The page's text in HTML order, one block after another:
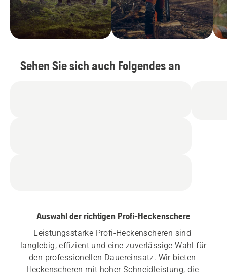
Sehen Sie sich auch Folgendes an
Auswahl der richtigen Profi-Heckenschere
Leistungsstarke Profi-Heckenscheren sind
langlebig, effizient und eine zuverlässige Wahl für
den professionellen Dauereinsatz. Wir bieten
Heckenscheren mit hoher Schneidleistung, die